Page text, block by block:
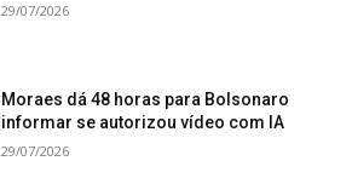
29/07/2026
Moraes dá 48 horas para Bolsonaro
informar se autorizou vídeo com IA
29/07/2026